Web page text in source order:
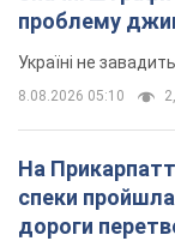
проблему
Україні не
8.08.2026 05:10
На
спеки
дороги